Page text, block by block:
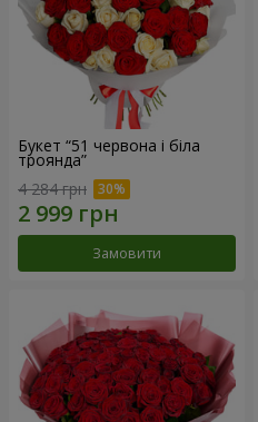
Букет “51 червона і біла
троянда”
4 284 грн
Замовити